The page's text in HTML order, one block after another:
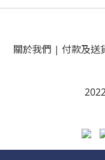
關於我們 | 付款及送